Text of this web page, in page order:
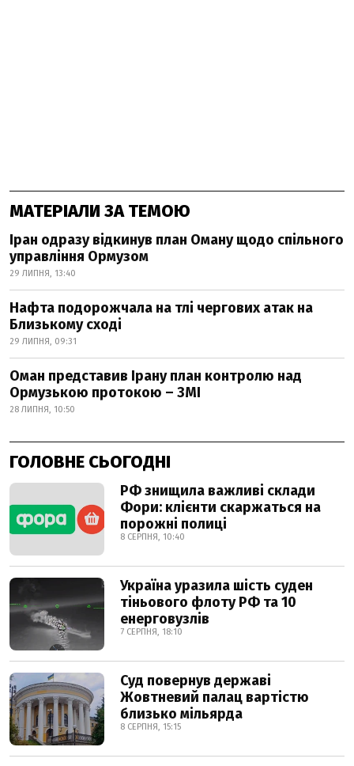
МАТЕРІАЛИ ЗА ТЕМОЮ
Іран одразу відкинув план Оману щодо спільного
управління Ормузом
29 ЛИПНЯ, 13:40
Нафта подорожчала на тлі чергових атак на
Близькому сході
29 ЛИПНЯ, 09:31
Оман представив Ірану план контролю над
Ормузькою протокою – ЗМІ
28 ЛИПНЯ, 10:50
ГОЛОВНЕ СЬОГОДНІ
РФ знищила важливі склади
Фори: клієнти скаржаться на
порожні полиці
8 СЕРПНЯ, 10:40
Україна уразила шість суден
тіньового флоту РФ та 10
енерговузлів
7 СЕРПНЯ, 18:10
Суд повернув державі
Жовтневий палац вартістю
близько мільярда
8 СЕРПНЯ, 15:15